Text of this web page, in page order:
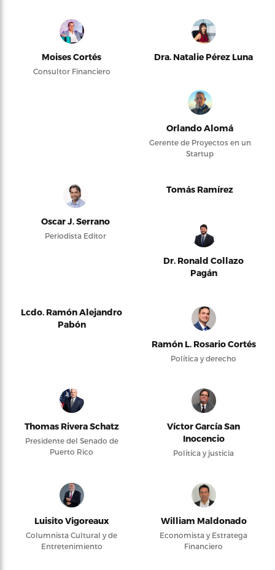
Moises Cortés
Consultor Financiero
Dra. Natalie Pérez Luna
Orlando Alomá
Gerente de Proyectos en un
Startup
Oscar J. Serrano
Periodista Editor
Tomás Ramírez
Dr. Ronald Collazo
Pagán
Lcdo. Ramón Alejandro
Pabón
Ramón L. Rosario Cortés
Política y derecho
Thomas Rivera Schatz
Presidente del Senado de
Puerto Rico
Víctor García San
Inocencio
Política y justicia
Luisito Vigoreaux
Columnista Cultural y de
Entretenimiento
William Maldonado
Economista y Estratega
Financiero